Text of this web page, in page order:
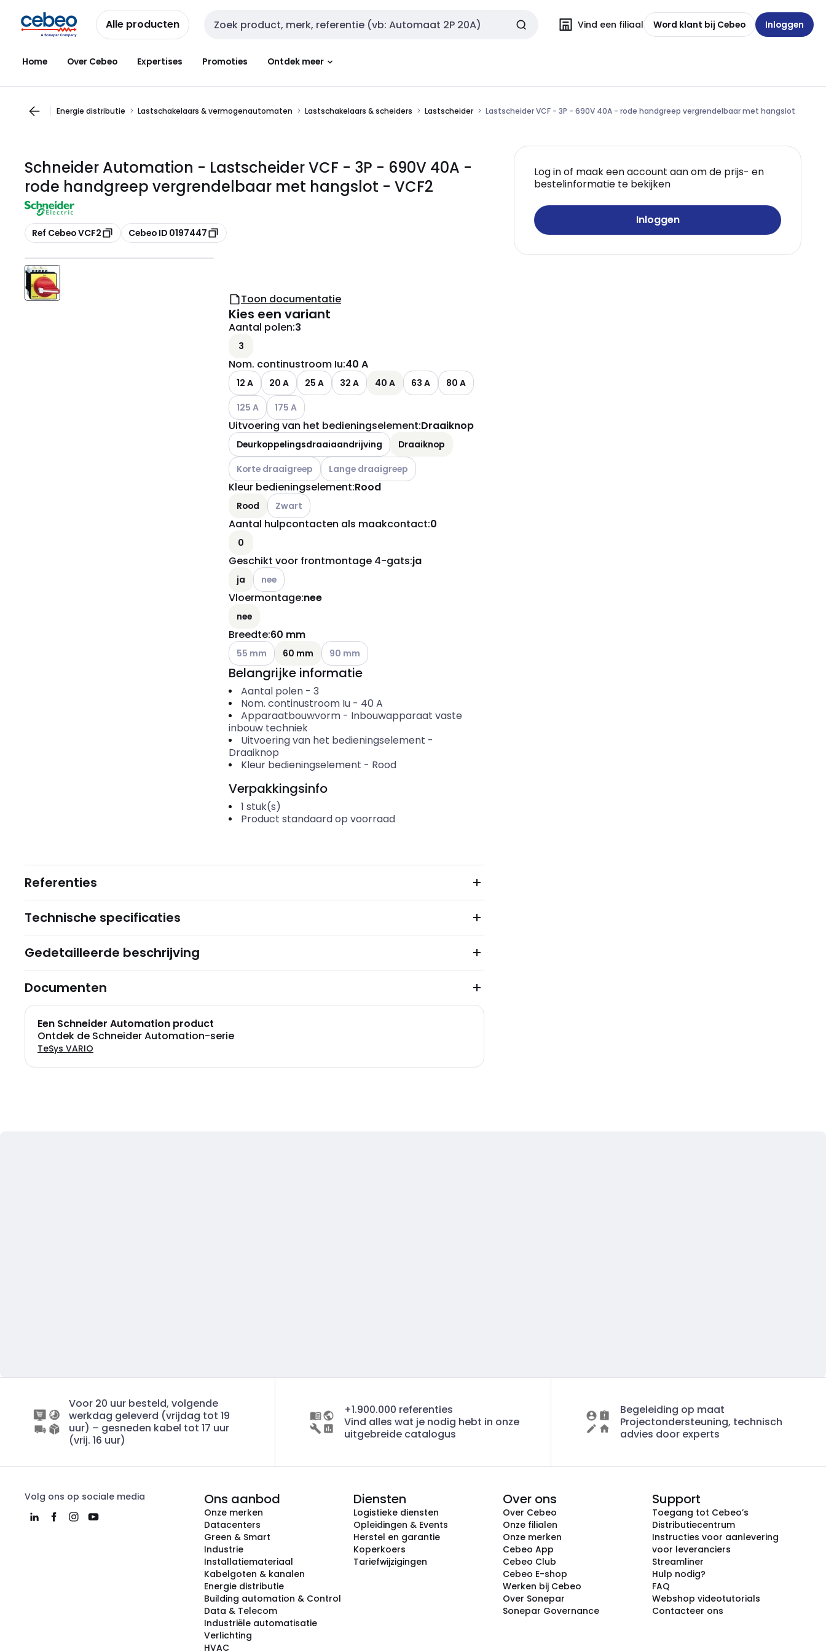
naar
navigatie
naar
inhoud
Alle producten Zoekveld invoer Vind een filiaal Word klant bij Cebeo Inloggen
Home Over Cebeo Expertises Promoties Ontdek meer
Energie distributie Lastschakelaars & vermogenautomaten Lastschakelaars & scheiders Lastscheider Lastscheider VCF - 3P - 690V 40A - rode handgreep vergrendelbaar met hangslot
Schneider Automation - Lastscheider VCF - 3P - 690V 40A -
rode handgreep vergrendelbaar met hangslot - VCF2
Kopiëren
Ref Cebeo VCF2 Kopiëren
Cebeo ID 0197447
Log in of maak een account aan om de prijs- en
bestelinformatie te bekijken
Inloggen
Toon documentatie
Kies een variant
Aantal polen:3
3
Nom. continustroom Iu:40 A
12 A 20 A 25 A 32 A 40 A 63 A
80 A
Andere varianten (Huidige combinatie niet mogelijk)
125 A Andere varianten (Huidige combinatie niet mogelijk)
175 A
Uitvoering van het bedieningselement:Draaiknop
Deurkoppelingsdraaiaandrijving
Draaiknop
Andere varianten (Huidige combinatie niet mogelijk)
Korte draaigreep Andere varianten (Huidige combinatie niet mogelijk)
Lange draaigreep
Kleur bedieningselement:Rood
Rood Andere varianten (Huidige combinatie niet mogelijk)
Zwart
Aantal hulpcontacten als maakcontact:0
0
Geschikt voor frontmontage 4-gats:ja
ja Andere varianten (Huidige combinatie niet mogelijk)
nee
Vloermontage:nee
nee
Breedte:60 mm
Andere varianten (Huidige combinatie niet mogelijk)
55 mm 60 mm Andere varianten (Huidige combinatie niet mogelijk)
90 mm
Belangrijke informatie
Aantal polen- 3
Nom. continustroom Iu- 40 A
Apparaatbouwvorm- Inbouwapparaat vaste
inbouw techniek
Uitvoering van het bedieningselement -
Draaiknop
Kleur bedieningselement - Rood
Verpakkingsinfo
1 stuk(s)
Product standaard op voorraad
Referenties
Technische specificaties
Gedetailleerde beschrijving
Documenten
Een Schneider Automation product
Ontdek de Schneider Automation-serie
TeSys VARIO
Voor 20 uur besteld, volgende
werkdag geleverd (vrijdag tot 19
uur) – gesneden kabel tot 17 uur
(vrij. 16 uur)
+1.900.000 referenties
Vind alles wat je nodig hebt in onze
uitgebreide catalogus
Begeleiding op maat
Projectondersteuning, technisch
advies door experts
Volg ons op sociale media Ons aanbod
Onze merken
Datacenters
Green & Smart
Industrie
Installatiemateriaal
Kabelgoten & kanalen
Energie distributie
Building automation & Control
Data & Telecom
Industriële automatisatie
Verlichting
HVAC
Diensten
Logistieke diensten
Opleidingen & Events
Herstel en garantie
Koperkoers
Tariefwijzigingen
Over ons
Over Cebeo
Onze filialen
Onze merken
Cebeo App
Cebeo Club
Cebeo E-shop
Werken bij Cebeo
Over Sonepar
Sonepar Governance
Support
Toegang tot Cebeo’s
Distributiecentrum
Instructies voor aanlevering
voor leveranciers
Streamliner
Hulp nodig?
FAQ
Webshop videotutorials
Contacteer ons